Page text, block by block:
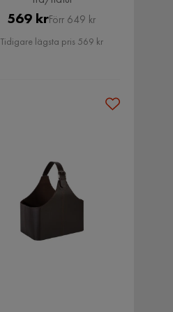
Pris
569 krOriginal
Pris
Förr 649 kr
Tidigare lägsta pris 569 kr